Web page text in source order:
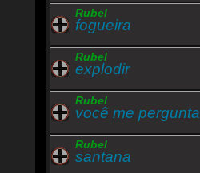
Rubel
fogueira
Rubel
explodir
Rubel
você me pergunta
Rubel
santana